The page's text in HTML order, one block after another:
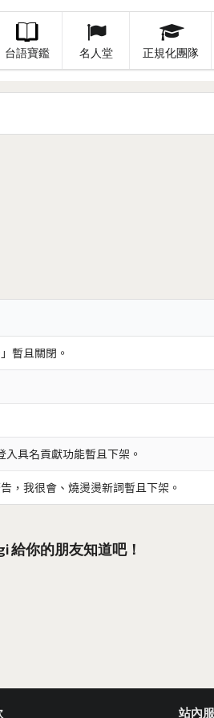
台語寶鑑 名人堂 正規化團隊
暫且關閉。
具名貢獻功能暫且下架。
，我很會、燒燙燙新詞暫且下架。
給你的朋友知道吧！
站內